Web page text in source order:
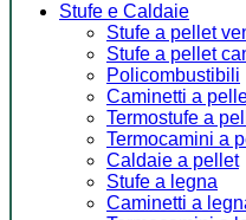
Stufe e Caldaie
Stufe a pellet
Stufe a pellet
Policombustibili
Caminetti a
Termostufe a
Termocamini a
Caldaie a pellet
Stufe a legna
Caminetti a